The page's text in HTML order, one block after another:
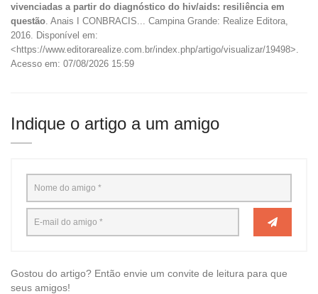
vivenciadas a partir do diagnóstico do hiv/aids: resiliência em
questão . Anais I CONBRACIS... Campina Grande: Realize Editora,
2016. Disponível em:
<https://www.editorarealize.com.br/index.php/artigo/visualizar/19498>.
Acesso em: 07/08/2026 15:59
Indique o artigo a um amigo
Gostou do artigo? Então envie um convite de leitura para que
seus amigos!